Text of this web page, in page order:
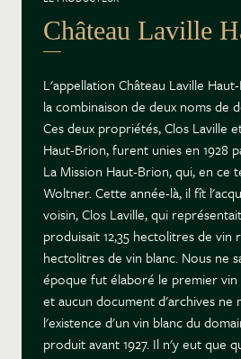
Château Laville
L'appellation Château Laville
la combinaison de deux noms de
Ces deux propriétés, Clos Laville
Haut-Brion, furent unies en 1928
La Mission Haut-Brion, qui, en ce
Woltner. Cette année-là, il fît
voisin, Clos Laville, qui
produisait 12,35 hectolitres de vin
hectolitres de vin blanc. Nous ne
époque fut élaboré le premier vin
et aucun document d'archives ne
l'existence d'un vin blanc du
produit avant 1927. Il n'y eut que